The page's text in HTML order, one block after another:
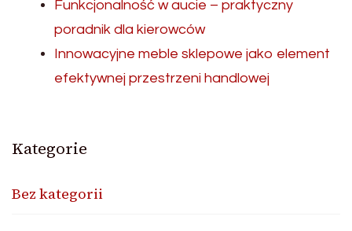
Funkcjonalność w aucie – praktyczny
poradnik dla kierowców
Innowacyjne meble sklepowe jako element
efektywnej przestrzeni handlowej
Kategorie
Bez kategorii